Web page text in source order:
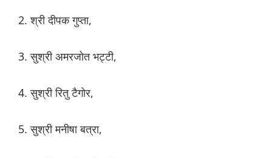
2. श्री दीपक गुप्ता,
3. सुश्री अमरजोत भट्टी,
4. सुश्री रितु टैगोर,
5. सुश्री मनीषा बत्रा,